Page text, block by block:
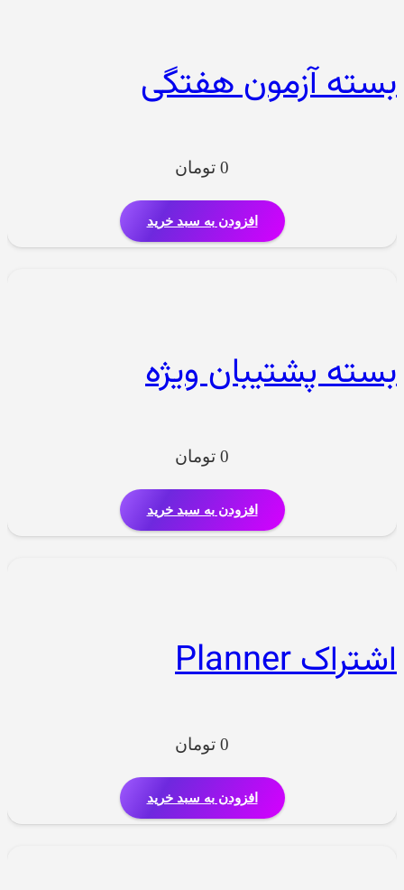
بسته آزمون هفتگی
0 تومان
افزودن به سبد خرید
بسته پشتیبان ویژه
0 تومان
افزودن به سبد خرید
اشتراک Planner
0 تومان
افزودن به سبد خرید